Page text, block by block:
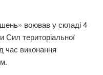
воював у складі 4
Сил територіальної
час виконання